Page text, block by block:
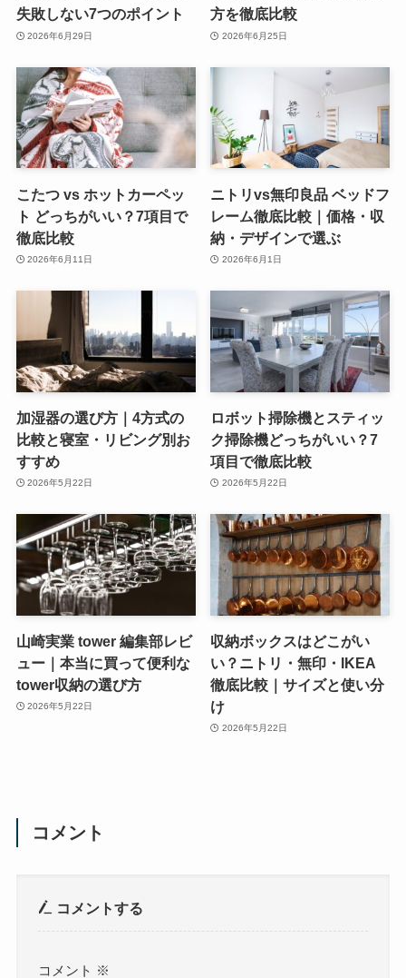
失敗しない7つのポイント
2026年6月29日
方を徹底比較
2026年6月25日
こたつ vs ホットカーペッ
ト どっちがいい？7項目で
徹底比較
2026年6月11日
ニトリvs無印良品 ベッドフ
レーム徹底比較｜価格・収
納・デザインで選ぶ
2026年6月1日
加湿器の選び方｜4方式の
比較と寝室・リビング別お
すすめ
2026年5月22日
ロボット掃除機とスティッ
ク掃除機どっちがいい？7
項目で徹底比較
2026年5月22日
山崎実業 tower 編集部レビ
ュー｜本当に買って便利な
tower収納の選び方
2026年5月22日
収納ボックスはどこがい
い？ニトリ・無印・IKEA
徹底比較｜サイズと使い分
け
2026年5月22日
コメント
コメントする
コメント ※